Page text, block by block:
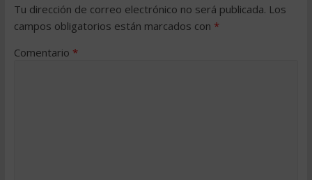
Tu dirección de correo electrónico no será publicada. Los
campos obligatorios están marcados con *
Comentario *